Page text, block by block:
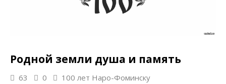
Родной земли душа и память
63 0 100 лет Наро-Фоминску